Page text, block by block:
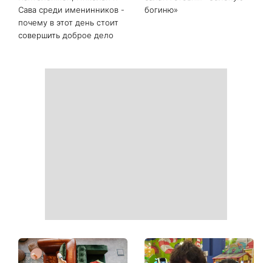
Сава среди именинников -
почему в этот день стоит
совершить доброе дело
богиню»